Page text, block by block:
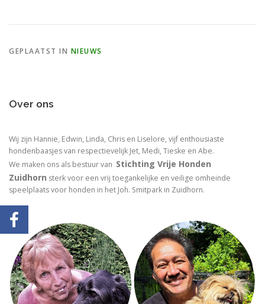
GEPLAATST IN NIEUWS
Over ons
Wij zijn Hannie, Edwin, Linda, Chris en Liselore, vijf enthousiaste
hondenbaasjes van respectievelijk Jet, Medi, Tieske en Abe.
We maken ons als bestuur van Stichting Vrije Honden
Zuidhorn sterk voor een vrij toegankelijke en veilige omheinde
speelplaats voor honden in het Joh. Smitpark in Zuidhorn.